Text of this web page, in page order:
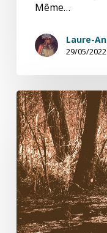
Même…
Laure-
29/05/2022
Une
brève
odyssée
Les
bois
de
Proserpine
1/2